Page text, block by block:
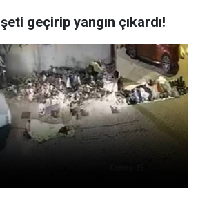
geçirip yangın çıkardı!